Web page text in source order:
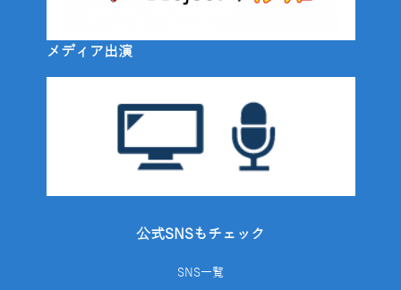
メディア出演
公式SNSもチェック
SNS一覧